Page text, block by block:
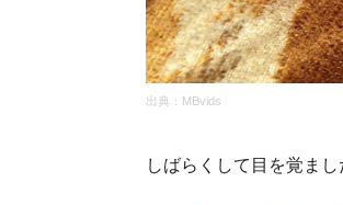
出典： MBvids
しばらくして目を覚ま